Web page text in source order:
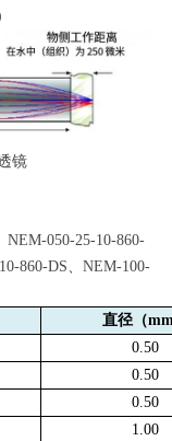
镜
NEM-050-25-10-860-
860-DS、NEM-100-
直径（
0.50
0.50
0.50
1.00